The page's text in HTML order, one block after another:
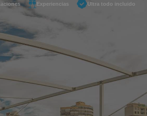
Experiencias Ultra todo incluido